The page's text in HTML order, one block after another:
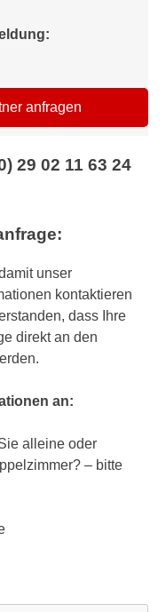
anfragen
29 02 11 63 24
unser
kontaktieren
dass Ihre
direkt an den
an:
alleine oder
– bitte